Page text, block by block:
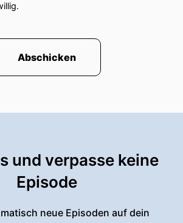
Abschicken
und verpasse keine
Episode
neue Episoden auf dein